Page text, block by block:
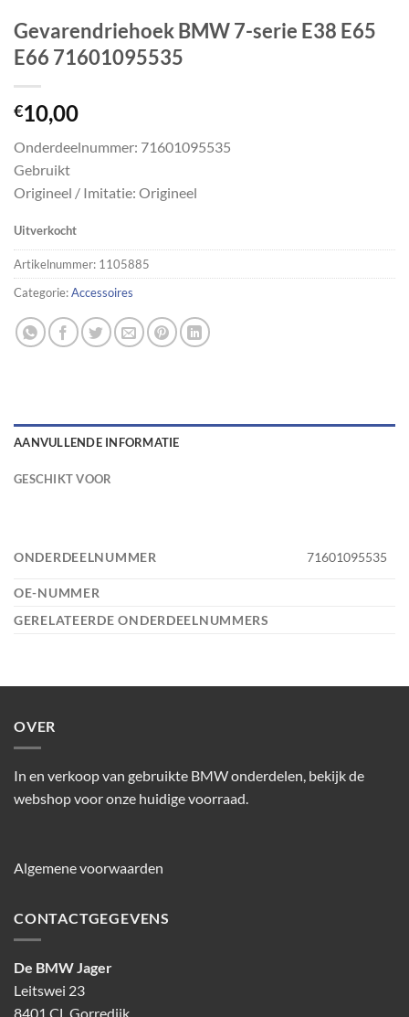
Gevarendriehoek BMW 7-serie E38 E65
E66 71601095535
€10,00
Onderdeelnummer: 71601095535
Gebruikt
Origineel / Imitatie: Origineel
Uitverkocht
Artikelnummer: 1105885
Categorie:Accessoires
AANVULLENDE INFORMATIE
GESCHIKT VOOR
ONDERDEELNUMMER 71601095535
OE-NUMMER
GERELATEERDE ONDERDEELNUMMERS
OVER
In en verkoop van gebruikte BMW onderdelen, bekijk de
webshop voor onze huidige voorraad.
Algemene voorwaarden
CONTACTGEGEVENS
De BMW Jager
Leitswei 23
8401 CL Gorredijk